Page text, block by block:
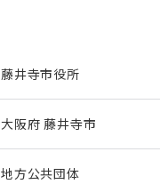
藤井寺市役所
大阪府 藤井寺市
地方公共団体